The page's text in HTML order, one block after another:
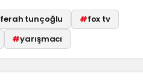
ferah tunçoğlu #fox tv
#yarışmacı